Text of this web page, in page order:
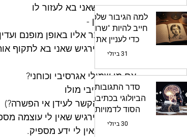
אם האדם שאני בא לעזור לו
מופנם ועדין -
אני גם אדבר אליו באופן מופנם
אחרת הוא ירגיש שאני בא לתקוף
אם מי שמולי אגרסיבי וכוחני?
אהיה אגרסיבי מולו
(רואה את הקשר לעידן אי הפשרה?)
אחרת הוא ירגיש שאין לי עוצמה
וכנראה גם אין לי ידע מספיק.
למה הגיבור שלכם
חייב להיות "שרוט"
כדי לעניין את
הקוראים?
31 ביולי
סדר התגובות
הביולוגי בכתיבה:
הסוד לדמויות
אמינות
30 ביולי